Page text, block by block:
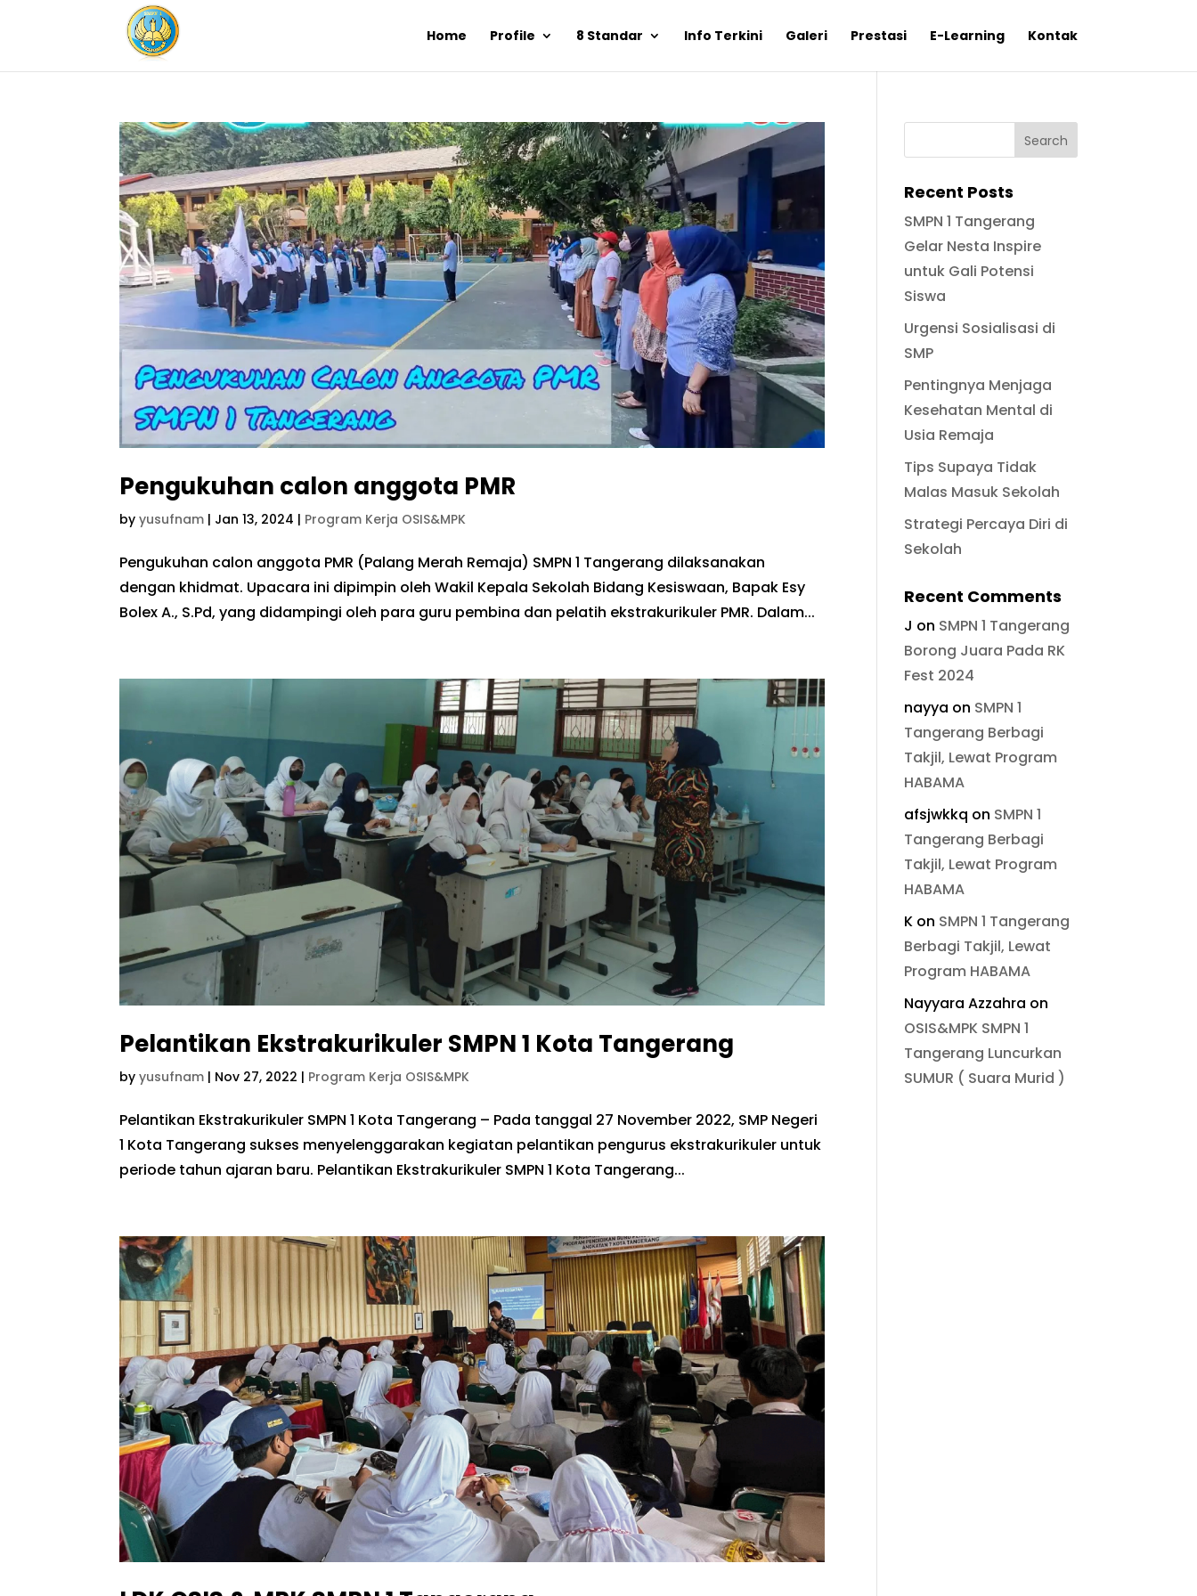
Home Profile 8 Standar Info Terkini Galeri Prestasi E-Learning Kontak
Pengukuhan calon anggota PMR
byyusufnam | Jan 13, 2024 | Program Kerja OSIS&MPK
Pengukuhan calon anggota PMR (Palang Merah Remaja) SMPN 1 Tangerang dilaksanakan
dengan khidmat. Upacara ini dipimpin oleh Wakil Kepala Sekolah Bidang Kesiswaan, Bapak Esy
Bolex A., S.Pd, yang didampingi oleh para guru pembina dan pelatih ekstrakurikuler PMR. Dalam...
Pelantikan Ekstrakurikuler SMPN 1 Kota Tangerang
byyusufnam | Nov 27, 2022 | Program Kerja OSIS&MPK
Pelantikan Ekstrakurikuler SMPN 1 Kota Tangerang – Pada tanggal 27 November 2022, SMP Negeri
1 Kota Tangerang sukses menyelenggarakan kegiatan pelantikan pengurus ekstrakurikuler untuk
periode tahun ajaran baru. Pelantikan Ekstrakurikuler SMPN 1 Kota Tangerang...
Recent Posts
SMPN 1 Tangerang
Gelar Nesta Inspire
untuk Gali Potensi
Siswa
Urgensi Sosialisasi di
SMP
Pentingnya Menjaga
Kesehatan Mental di
Usia Remaja
Tips Supaya Tidak
Malas Masuk Sekolah
Strategi Percaya Diri di
Sekolah
Recent Comments
J on SMPN 1 Tangerang
Borong Juara Pada RK
Fest 2024
nayya on SMPN 1
Tangerang Berbagi
Takjil, Lewat Program
HABAMA
afsjwkkq on SMPN 1
Tangerang Berbagi
Takjil, Lewat Program
HABAMA
K on SMPN 1 Tangerang
Berbagi Takjil, Lewat
Program HABAMA
Nayyara Azzahra on
OSIS&MPK SMPN 1
Tangerang Luncurkan
SUMUR ( Suara Murid )